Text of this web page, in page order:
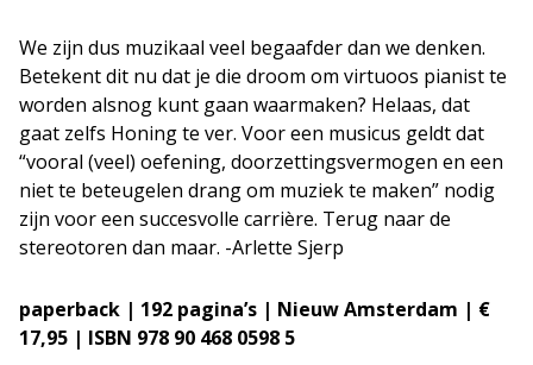
We zijn dus muzikaal veel begaafder dan we denken.
Betekent dit nu dat je die droom om virtuoos pianist te
worden alsnog kunt gaan waarmaken? Helaas, dat
gaat zelfs Honing te ver. Voor een musicus geldt dat
“vooral (veel) oefening, doorzettingsvermogen en een
niet te beteugelen drang om muziek te maken” nodig
zijn voor een succesvolle carrière. Terug naar de
stereotoren dan maar. -Arlette Sjerp
paperback | 192 pagina’s | Nieuw Amsterdam | €
17,95 | ISBN 978 90 468 0598 5